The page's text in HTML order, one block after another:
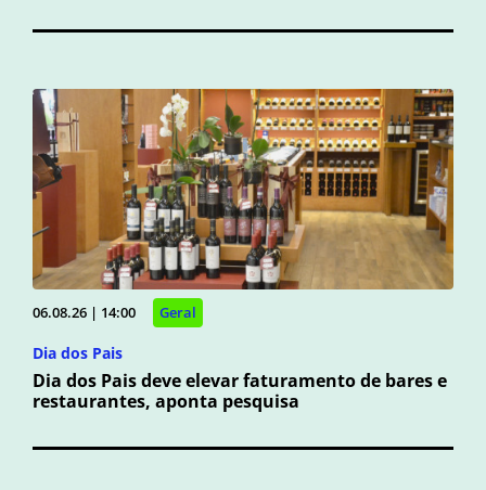
06.08.26 | 14:00 Geral
Dia dos Pais
Dia dos Pais deve elevar faturamento de bares e
restaurantes, aponta pesquisa